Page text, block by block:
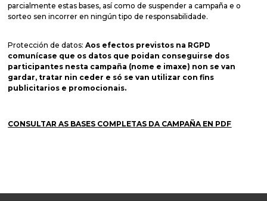
parcialmente estas bases, así como de suspender a campaña e o
sorteo sen incorrer en ningún tipo de responsabilidade.
Protección de datos:Aos efectos previstos na RGPD
comunícase que os datos que poidan conseguirse dos
participantes nesta campaña (nome e imaxe) non se van
gardar, tratar nin ceder e só se van utilizar con fins
publicitarios e promocionais.
CONSULTAR AS BASES COMPLETAS DA CAMPAÑA EN PDF